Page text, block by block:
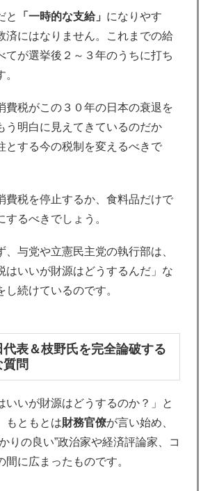
と 「一時的な支給」 になりやす
済にはなりません。これまでの給
てが選挙後２～３年のうちに打ち
費税がこの３０年の日本の衰退を
う明白に見えてきているのだか
とする今の税制を変えるべきで
費税を停止するか、食料品だけで
するべきでしょう。
、与党や立憲民主党の執行部は、
はいいが財源はどうするんだ」な
し続けているのです。
代表＆枝野氏を完全論破する
質問
いいが財源はどうするのか？」と
もともとは財務官僚が言い始め、
りの良い”政治家や経済評論家、コ
間に広まったものです。